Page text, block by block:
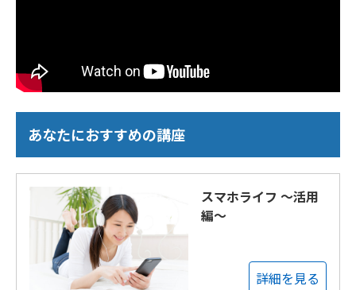
あなたにおすすめの講座
スマホライフ ～活用
編～
詳細を見る